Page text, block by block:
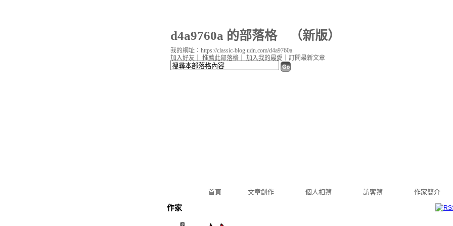
d4a9760a 的部落格（新版）
首頁 文章創作 個人相簿 訪客簿 作家簡介
加入好友 推薦此部落格 加入我的最愛 訂閱最新文章
我的網址：https://classic-blog.udn.com/d4a9760a
作家